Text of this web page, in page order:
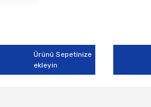
Ürünü Sepetinize
ekleyin